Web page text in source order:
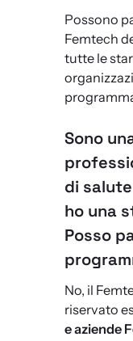
Possono
Femtech
tutte le
Sono
di
ho una
Posso
No, il
riservato
e aziende